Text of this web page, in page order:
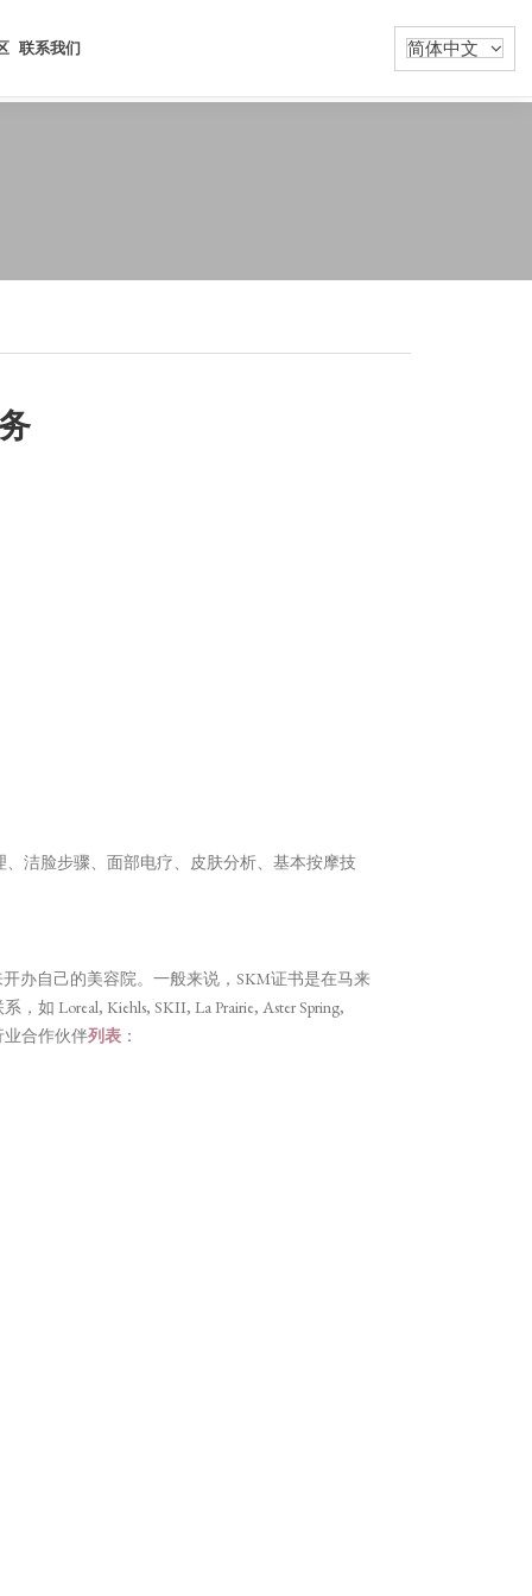
联系我们 简体中文
洁脸步骤、面部电疗、皮肤分析、基本按摩技
办自己的美容院。一般来说，SKM证书是在马来
如 Loreal, Kiehls, SKII, La Prairie, Aster Spring,
业合作伙伴列表 ：